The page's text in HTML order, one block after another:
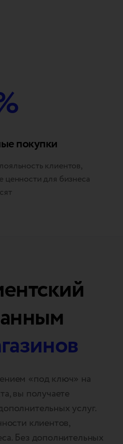
покупки
клиентов,
ценности для бизнеса
«под ключ» на
вы получаете
услуг.
клиентов,
Без дополнительных